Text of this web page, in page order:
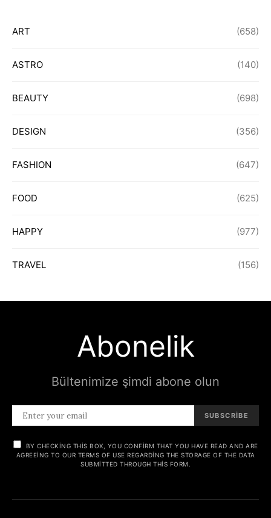
ART (658)
ASTRO (140)
BEAUTY (698)
DESIGN (356)
FASHION (647)
FOOD (625)
HAPPY (977)
TRAVEL (156)
Abonelik
Bültenimize şimdi abone olun
SUBSCRIBE
BY CHECKING THIS BOX, YOU CONFIRM THAT YOU HAVE READ AND ARE
AGREEING TO OUR TERMS OF USE REGARDING THE STORAGE OF THE DATA
SUBMITTED THROUGH THIS FORM.